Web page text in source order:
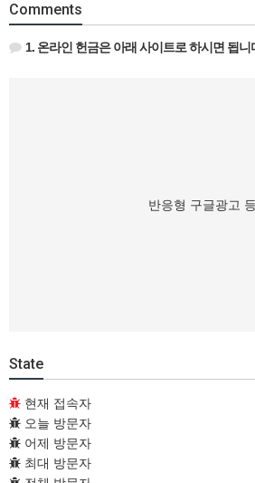
Comments
1. 온라인 헌금은 아래 사이트로 하시면 됩니다. https://gofund.me/
반응형 구글광고 등
State
현재 접속자
오늘 방문자
어제 방문자
최대 방문자